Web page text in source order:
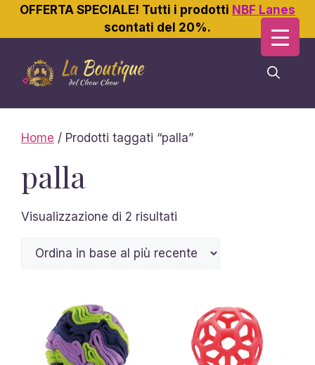
OFFERTA SPECIALE! Tutti i prodotti NBF Lanes
scontati del 20%.
contenuto
Home / Prodotti taggati “palla”
palla
Visualizzazione di 2 risultati
base
recente